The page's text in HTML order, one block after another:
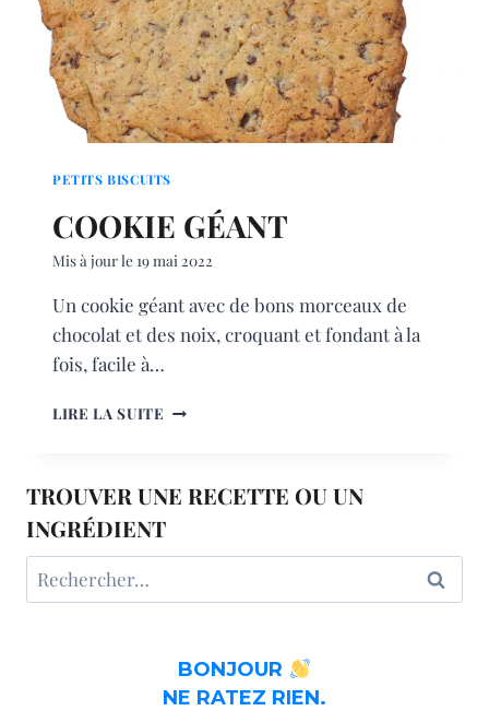
PETITS BISCUITS
COOKIE GÉANT
Mis à jour le 19 mai 2022
Un cookie géant avec de bons morceaux de
chocolat et des noix, croquant et fondant à la
fois, facile à…
LIRE LA SUITE COOKIE
TROUVER UNE RECETTE OU UN
INGRÉDIENT
Rechercher :
BONJOUR
NE RATEZ RIEN.